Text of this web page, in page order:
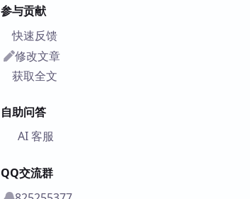
参与贡献
快速反馈
修改文章
获取全文
自助问答
AI 客服
QQ交流群